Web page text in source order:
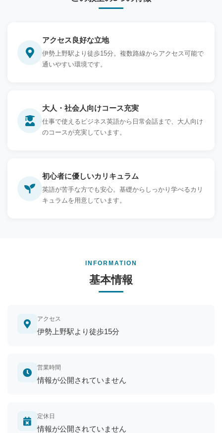
アクセス良好な立地
伊勢上野駅より徒歩15分。複数路線からアクセス可能で
通いやすい環境です。
大人・社会人向けコース充実
仕事で使えるビジネス英語から日常会話まで、大人向け
のコースが充実しています。
初心者に優しいカリキュラム
英語が苦手な方でも安心。基礎からしっかり学べるカリ
キュラムを用意しています。
INFORMATION
基本情報
アクセス
伊勢上野駅より徒歩15分
営業時間
情報が公開されていません
定休日
情報が公開されていません